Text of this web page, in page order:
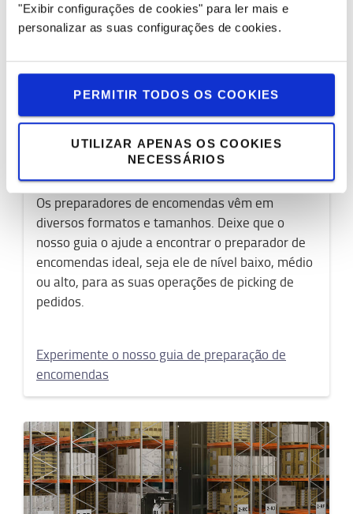
"Exibir configurações de cookies" para ler mais e
personalizar as suas configurações de cookies.
PERMITIR TODOS OS COOKIES
UTILIZAR APENAS OS COOKIES
NECESSÁRIOS
Guia Preparador de Encomendas
Os preparadores de encomendas vêm em
diversos formatos e tamanhos. Deixe que o
nosso guia o ajude a encontrar o preparador de
encomendas ideal, seja ele de nível baixo, médio
ou alto, para as suas operações de picking de
pedidos.
Experimente o nosso guia de preparação de
encomendas